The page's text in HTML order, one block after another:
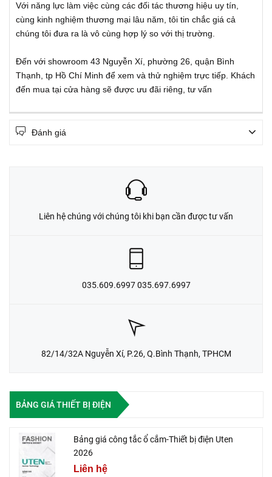
Với năng lực làm việc cùng các đối tác thương hiệu uy tín,
cùng kinh nghiệm thương mại lâu năm, tôi tin chắc giá cả
chúng tôi đưa ra là vô cùng hợp lý so với thị trường.
Đến với showroom 43 Nguyễn Xí, phường 26, quận Bình
Thạnh, tp Hồ Chí Minh để xem và thử nghiệm trực tiếp. Khách
đến mua tại cửa hàng sẽ được ưu đãi riêng, tư vấn
Đánh giá
Liên hệ chúng với chúng tôi khi bạn cần được tư vấn
035.609.6997 035.697.6997
82/14/32A Nguyễn Xí, P.26, Q.Bình Thạnh, TPHCM
BẢNG GIÁ THIẾT BỊ ĐIỆN
Bảng giá công tắc ổ cắm-Thiết bị điện Uten
2026
Liên hệ